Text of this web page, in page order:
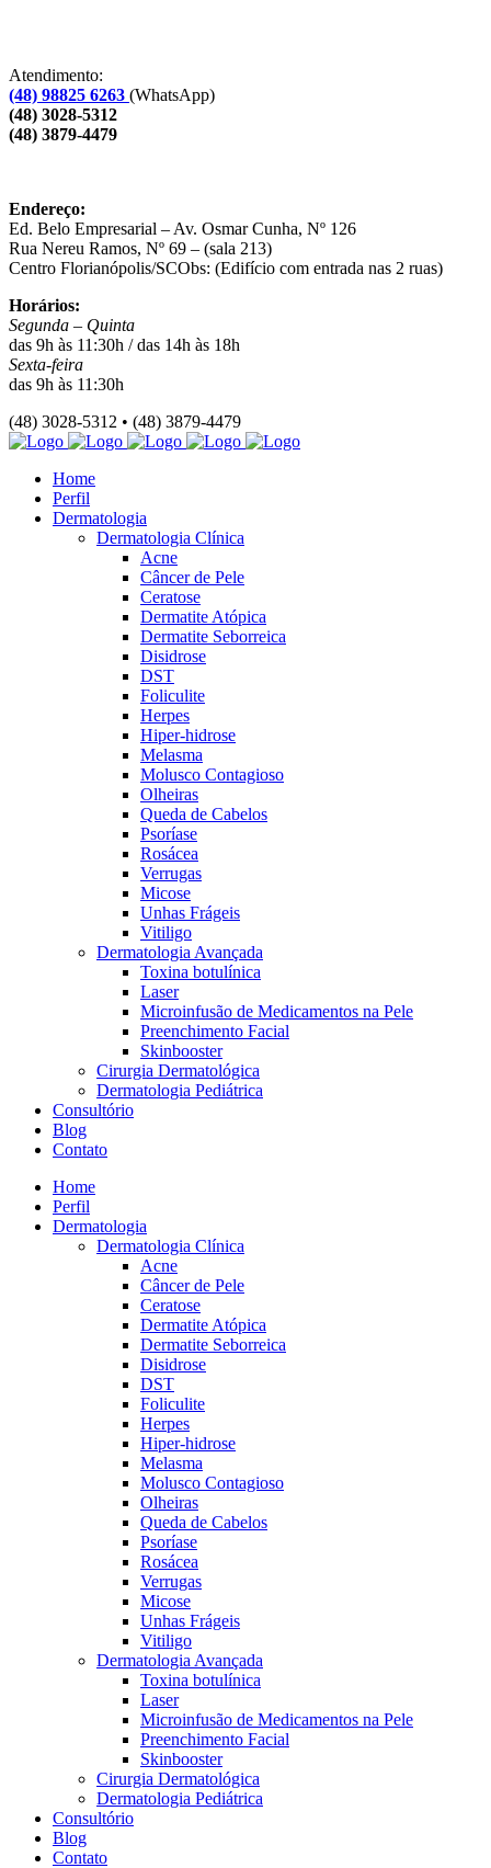
Atendimento:
(48) 98825 6263 (WhatsApp)
(48) 3028-5312
(48) 3879-4479
Endereço:
Ed. Belo Empresarial – Av. Osmar Cunha, Nº 126
Rua Nereu Ramos, Nº 69 – (sala 213)
Centro Florianópolis/SCObs: (Edifício com entrada nas 2 ruas)
Horários:
Segunda – Quinta
das 9h às 11:30h / das 14h às 18h
Sexta-feira
das 9h às 11:30h
(48) 3028-5312 • (48) 3879-4479
Home
Perfil
Dermatologia
Dermatologia Clínica
Acne
Câncer de Pele
Ceratose
Dermatite Atópica
Dermatite Seborreica
Disidrose
DST
Foliculite
Herpes
Hiper-hidrose
Melasma
Molusco Contagioso
Olheiras
Queda de Cabelos
Psoríase
Rosácea
Verrugas
Micose
Unhas Frágeis
Vitiligo
Dermatologia Avançada
Toxina botulínica
Laser
Microinfusão de Medicamentos na Pele
Preenchimento Facial
Skinbooster
Cirurgia Dermatológica
Dermatologia Pediátrica
Consultório
Blog
Contato
Home
Perfil
Dermatologia
Dermatologia Clínica
Acne
Câncer de Pele
Ceratose
Dermatite Atópica
Dermatite Seborreica
Disidrose
DST
Foliculite
Herpes
Hiper-hidrose
Melasma
Molusco Contagioso
Olheiras
Queda de Cabelos
Psoríase
Rosácea
Verrugas
Micose
Unhas Frágeis
Vitiligo
Dermatologia Avançada
Toxina botulínica
Laser
Microinfusão de Medicamentos na Pele
Preenchimento Facial
Skinbooster
Cirurgia Dermatológica
Dermatologia Pediátrica
Consultório
Blog
Contato